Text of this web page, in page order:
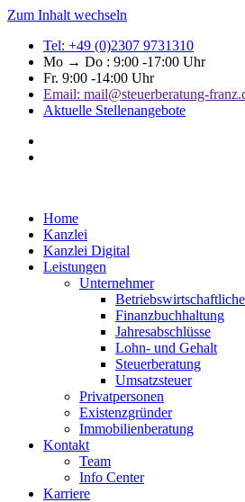
Zum Inhalt wechseln
Tel: +49 (0)2307 9731310
Mo → Do : 9:00 -17:00 Uhr
Fr. 9:00 -14:00 Uhr
Email: mail@steuerberatung-
Aktuelle Stellenangebote
Home
Kanzlei
Kanzlei Digital
Leistungen
Unternehmer
Finanzbuchhaltung
Jahresabschlüsse
Lohn- und Gehalt
Steuerberatung
Umsatzsteuer
Privatpersonen
Existenzgründer
Immobilienberatung
Kontakt
Team
Info Center
Karriere